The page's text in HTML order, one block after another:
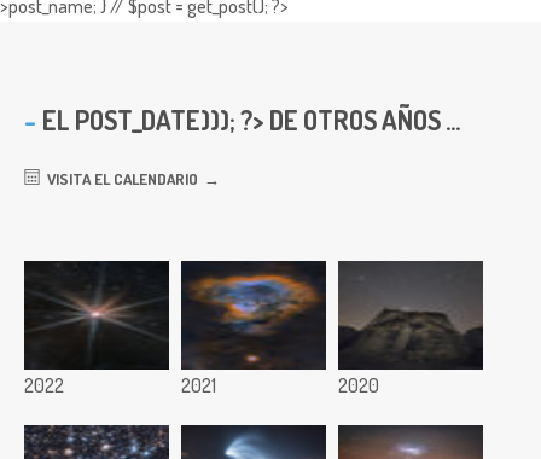
>post_name; } // $post = get_post(); ?>
EL POST_DATE))); ?> DE OTROS AÑOS ...
VISITA EL CALENDARIO
2022 2021 2020